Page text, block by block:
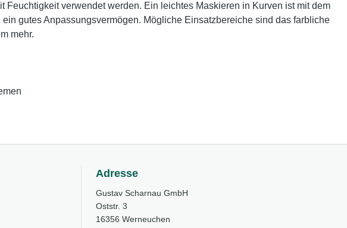
verwendet werden. Ein leichtes Maskieren in Kurven ist mit dem
gutes Anpassungsvermögen. Mögliche Einsatzbereiche sind das farbliche
mehr.
Adresse
Gustav Scharnau GmbH
Oststr. 3
16356 Werneuchen